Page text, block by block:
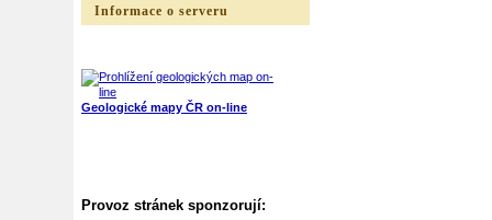
Informace o serveru
Geologické mapy ČR on-line
Provoz stránek sponzorují: